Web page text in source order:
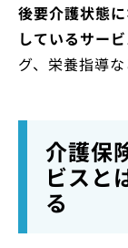
後要介護状態
しているサービ
グ、栄養指導
介護保
ビスと
る